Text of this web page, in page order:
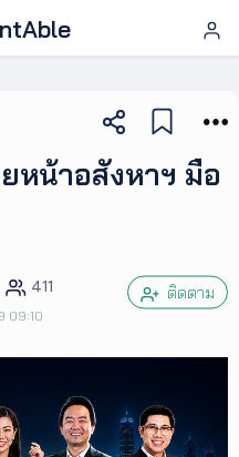
หน้าอสังหาฯ มือ
411
09:10
ติดตาม